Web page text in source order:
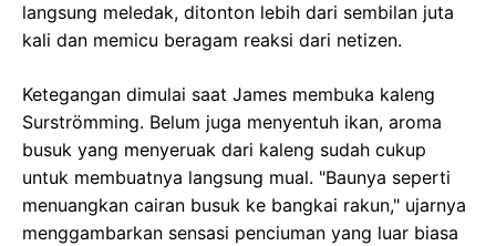
langsung meledak, ditonton lebih dari sembilan juta
kali dan memicu beragam reaksi dari netizen.
Ketegangan dimulai saat James membuka kaleng
Surströmming. Belum juga menyentuh ikan, aroma
busuk yang menyeruak dari kaleng sudah cukup
untuk membuatnya langsung mual. "Baunya seperti
menuangkan cairan busuk ke bangkai rakun," ujarnya
menggambarkan sensasi penciuman yang luar biasa